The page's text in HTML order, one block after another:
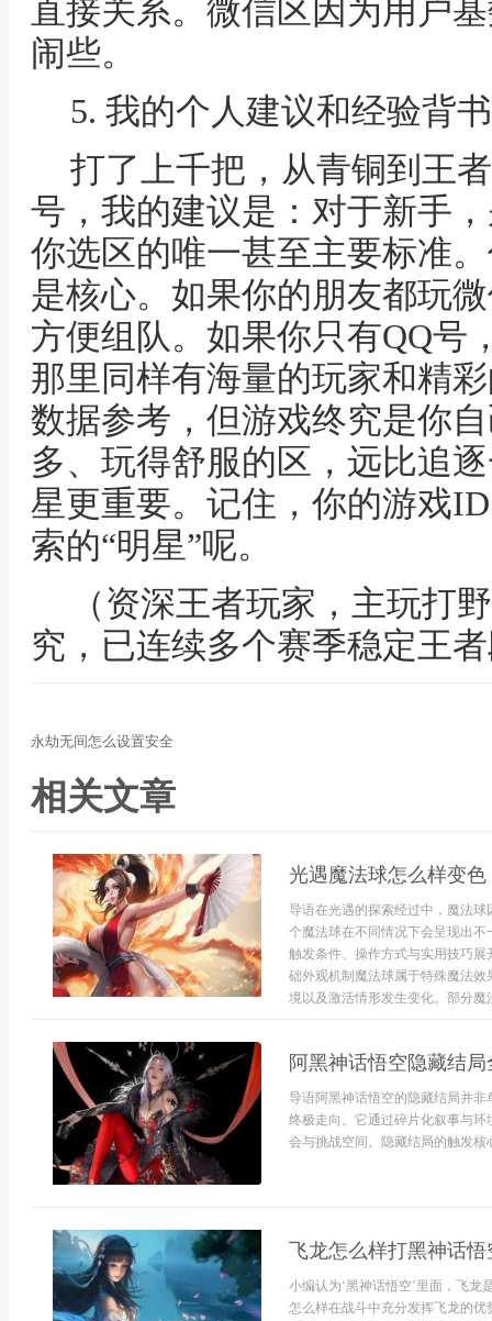
直接关系。微信区因为用户
闹些。
5. 我的个人建议和经验背书
打了上千把，从青铜到王
号，我的建议是：对于新手
你选区的唯一甚至主要标准
是核心。如果你的朋友都玩
方便组队。如果你只有QQ号
那里同样有海量的玩家和精
数据参考，但游戏终究是你
多、玩得舒服的区，远比追
星更重要。记住，你的游戏
索的“明星”呢。
（资深王者玩家，主玩打
究，已连续多个赛季稳定王
永劫无间怎么设置安全
相关文章
光遇魔法球怎么样变色
导语在光遇的探索经过中，魔法
个魔法球在不同情况下会呈现出
触发条件、操作方式与实用技巧
础外观机制魔法球属于特殊魔法
境以及激活情形发生变化。部分魔
阿黑神话悟空隐藏结
导语阿黑神话悟空的隐藏结局并
终极走向。它通过碎片化叙事与
会与挑战空间。隐藏结局的触发核
飞龙怎么样打黑神话悟
小编认为‘黑神话悟空’里面，飞
怎么样在战斗中充分发挥飞龙的